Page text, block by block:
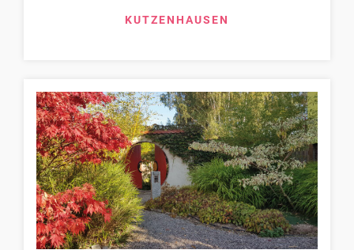
KUTZENHAUSEN